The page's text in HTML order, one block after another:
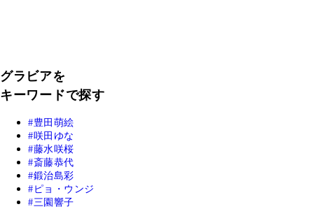
グラビアを
キーワードで探す
豊田萌絵
咲田ゆな
藤水咲桜
斎藤恭代
鍛治島彩
ピョ・ウンジ
三園響子